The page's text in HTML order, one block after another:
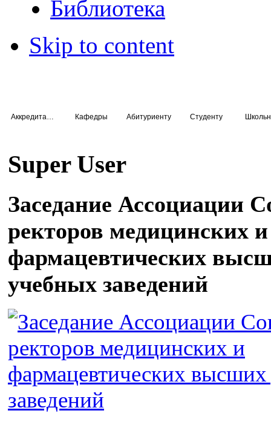
Библиотека
Skip to content
Кафедры Абитуриенту Студенту
Super User
Заседание Ассоциации
ректоров медицинских и
фармацевтических
учебных заведений